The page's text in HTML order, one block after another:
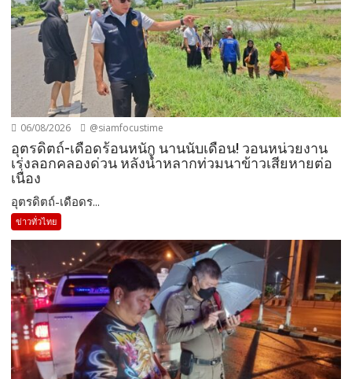
06/08/2026 @siamfocustime
อุตรดิตถ์-เดือดร้อนหนัก นานนับเดือน! วอนหน่วยงาน
เร่งลอกคลองด่วน หลังน้ำหลากท่วมนาข้าวเสียหายต่อ
เนื่อง
อุตรดิตถ์-เดือดร...
ข่าวทั่วไทย